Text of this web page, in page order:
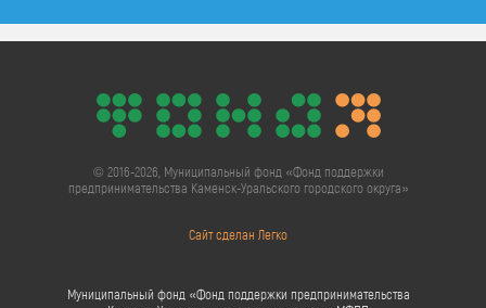
© 2016-2026, Муниципальный фонд «Фонд поддержки
предпринимательства Каменск-Уральского городского округа»
Сайт сделан Легко
Муниципальный фонд «Фонд поддержки предпринимательства